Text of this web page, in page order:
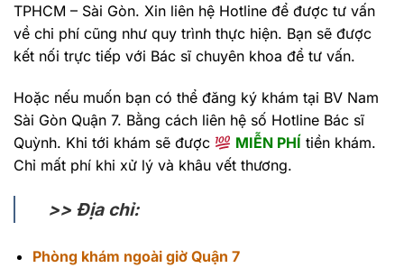
TPHCM – Sài Gòn. Xin liên hệ Hotline để được tư vấn
về chi phí cũng như quy trình thực hiện. Bạn sẽ được
kết nối trực tiếp với Bác sĩ chuyên khoa để tư vấn.
Hoặc nếu muốn bạn có thể đăng ký khám tại BV Nam
Sài Gòn Quận 7. Bằng cách liên hệ số Hotline Bác sĩ
Quỳnh. Khi tới khám sẽ được
MIỄN PHÍ tiền khám.
Chỉ mất phí khi xử lý và khâu vết thương.
>> Địa chỉ:
Phòng khám ngoài giờ Quận 7